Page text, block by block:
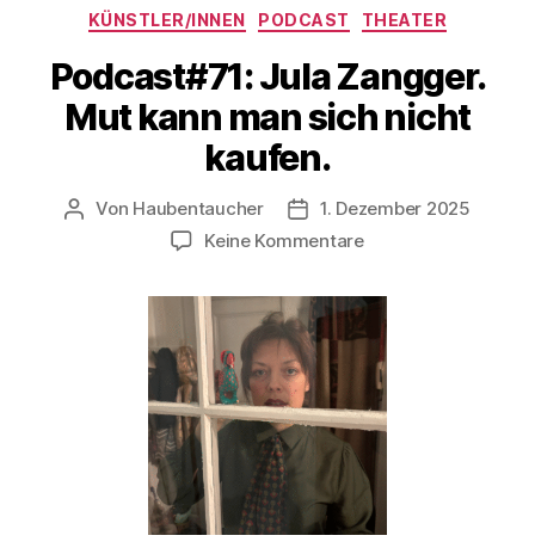
Kategorien
KÜNSTLER/INNEN PODCAST THEATER
Podcast#71: Jula Zangger.
Mut kann man sich nicht
kaufen.
Beitragsautor
Von Haubentaucher Veröffentlichungsdatum
1. Dezember 2025
Keine Kommentarezu
Jula
Zangger.
Mut
kann
man
sich
kaufen.